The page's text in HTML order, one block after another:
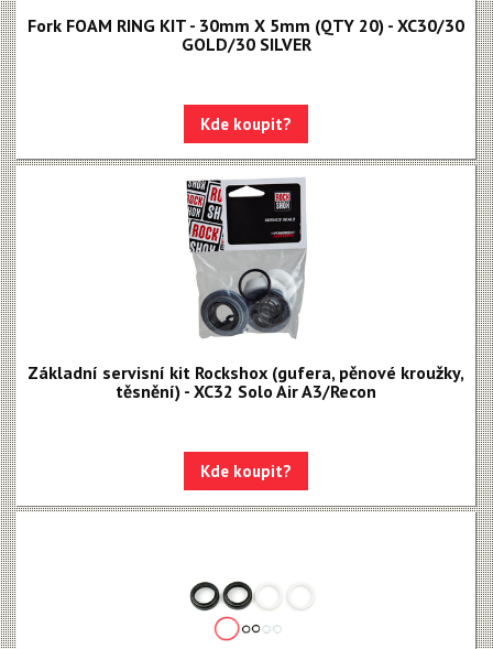
Fork FOAM RING KIT - 30mm X 5mm (QTY 20) - XC30/30
GOLD/30 SILVER
Kde koupit?
Základní servisní kit Rockshox (gufera, pěnové kroužky,
těsnění) - XC32 Solo Air A3/Recon
Kde koupit?